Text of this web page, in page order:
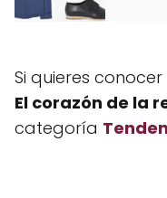
Si quieres
El corazón de la
categoría